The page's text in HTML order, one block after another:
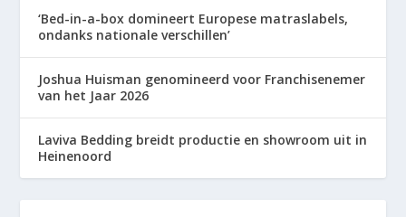
‘Bed-in-a-box domineert Europese matraslabels,
ondanks nationale verschillen’
Joshua Huisman genomineerd voor Franchisenemer
van het Jaar 2026
Laviva Bedding breidt productie en showroom uit in
Heinenoord